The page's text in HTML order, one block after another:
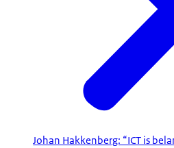
Johan Hakkenberg: “ICT is